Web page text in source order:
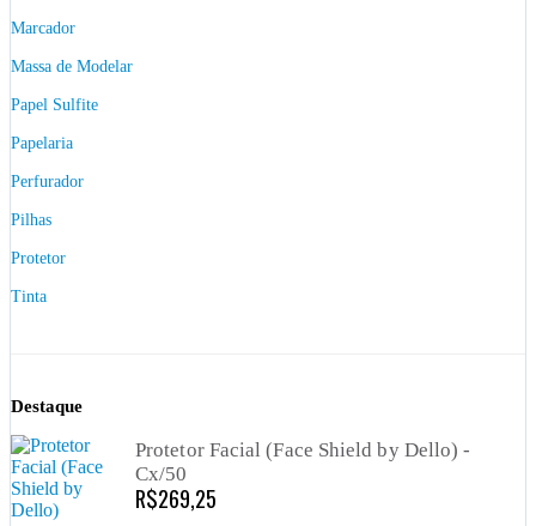
Marcador
Massa de Modelar
Papel Sulfite
Papelaria
Perfurador
Pilhas
Protetor
Tinta
Destaque
Protetor Facial (Face Shield by Dello) -
Cx/50
R$269,25